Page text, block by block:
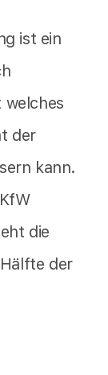
ist ein
welches
der
kann.
die
der